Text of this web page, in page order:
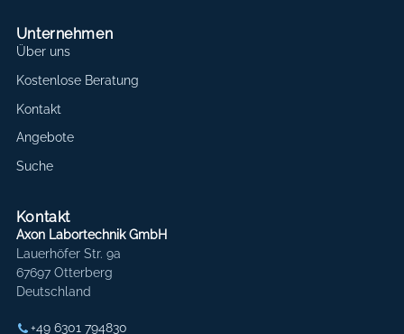
Unternehmen
Über uns
Kostenlose Beratung
Kontakt
Angebote
Suche
Kontakt
Axon Labortechnik GmbH
Lauerhöfer Str. 9a
67697 Otterberg
Deutschland
+49 6301 794830